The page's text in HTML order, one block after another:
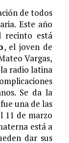
de todos
Este año
recinto está
, el joven de
Vargas,
radio latina
Se da la
una de las
de marzo
está a
dar sus